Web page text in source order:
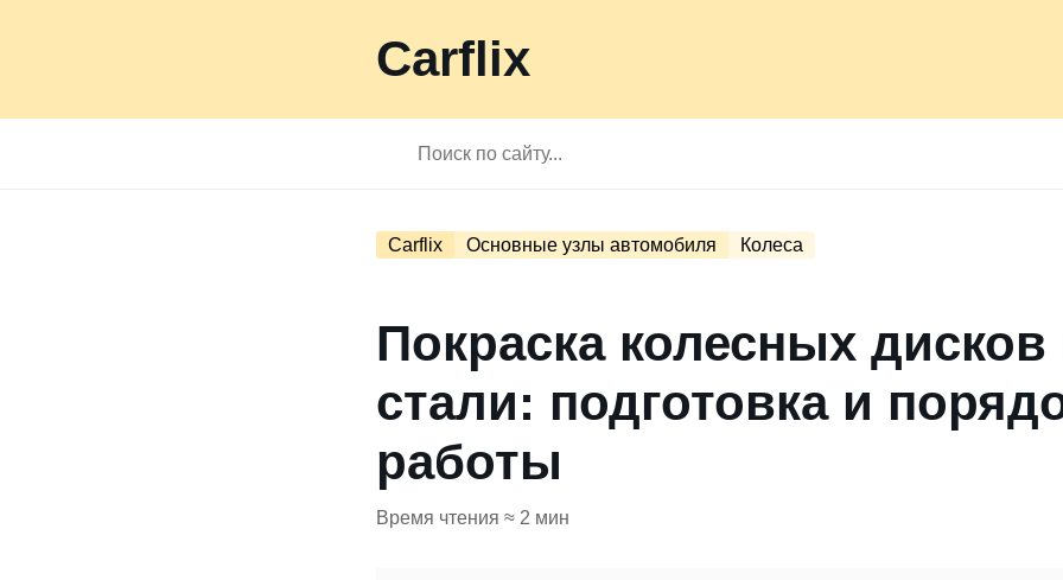
Carflix
Carflix Основные узлы автомобиля Колеса
Покраска колесных дисков
стали: подготовка и
работы
Время чтения ≈ 2 мин